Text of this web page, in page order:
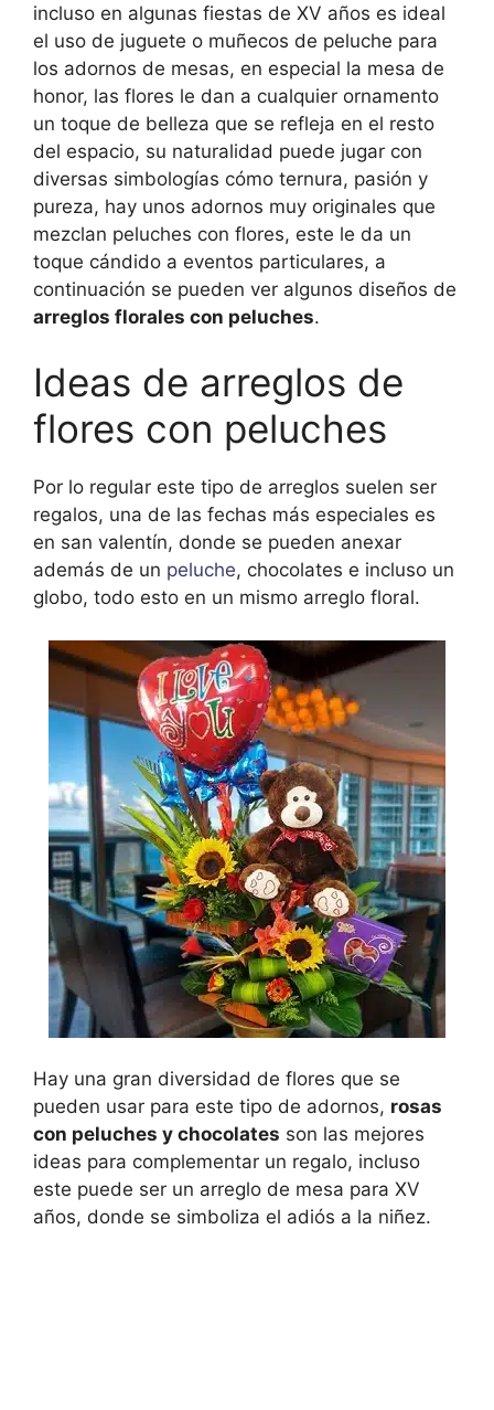
incluso en algunas fiestas de XV años es ideal
el uso de juguete o muñecos de peluche para
los adornos de mesas, en especial la mesa de
honor, las flores le dan a cualquier ornamento
un toque de belleza que se refleja en el resto
del espacio, su naturalidad puede jugar con
diversas simbologías cómo ternura, pasión y
pureza, hay unos adornos muy originales que
mezclan peluches con flores, este le da un
toque cándido a eventos particulares, a
continuación se pueden ver algunos diseños de
arreglos florales con peluches.
Ideas de arreglos de
flores con peluches
Por lo regular este tipo de arreglos suelen ser
regalos, una de las fechas más especiales es
en san valentín, donde se pueden anexar
además de un peluche, chocolates e incluso un
globo, todo esto en un mismo arreglo floral.
Hay una gran diversidad de flores que se
pueden usar para este tipo de adornos, rosas
con peluches y chocolates son las mejores
ideas para complementar un regalo, incluso
este puede ser un arreglo de mesa para XV
años, donde se simboliza el adiós a la niñez.